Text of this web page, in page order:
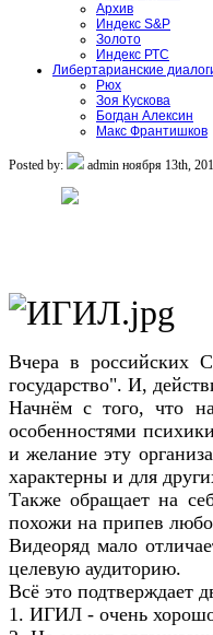
Архив
Индекс S&P
Золото
Индекс РТС
Либертарианские
Рюх
Зоя Кускова
Богдан Алексин
Макс Франтишков
Posted by: admin ноября 13th,
Вчера в российских
государство". И,
Начнём с того, что
особенностями
и желание эту
характерны и для
Также обращает на
похожи на припев
Видеоряд мало
целевую аудиторию.
Всё это подтверждает
1. ИГИЛ - очень